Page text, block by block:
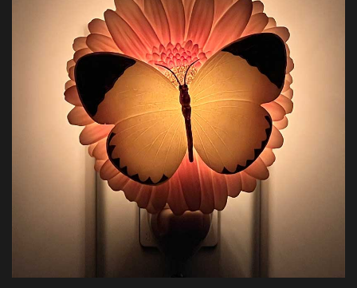
для импортеров и оптовиков, и мы предлагаем
конкурентоспособные цены и индивидуальные опции, которые
добавляют праздничную радость и надежность к вашей